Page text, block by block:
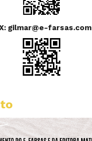
gilmar@e-farsas.com